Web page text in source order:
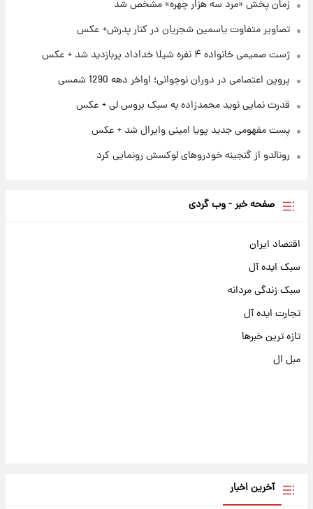
۲۳ ساعت پیش
کرد
زمان پخش «مرد سه هزار چهره» مشخص شد
تصاویر متفاوت یاسمین شجریان در کنار پدرش+ عکس
ژست صمیمی خانواده ۴ نفره شیلا خداداد پربازدید شد + عکس
پروین اعتصامی در دوران نوجوانی؛ اواخر دهه 1290 شمسی
قدرت نمایی نوید محمدزاده به سبک بروس لی + عکس
پست مفهومی جدید پویا امینی وایرال شد + عکس
رونالدو از گنجینه خودروهای لوکسش رونمایی کرد
صفحه خبر - وب گردی
اقتصاد ایران
سبک ایده آل
سبک زندگی مردانه
تجارت ایده آل
تازه ترین خبرها
مبل ال
آخرین اخبار